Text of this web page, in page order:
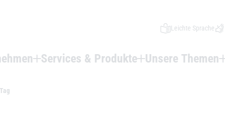
Leichte Sprache
Services & Produkte Unsere Themen